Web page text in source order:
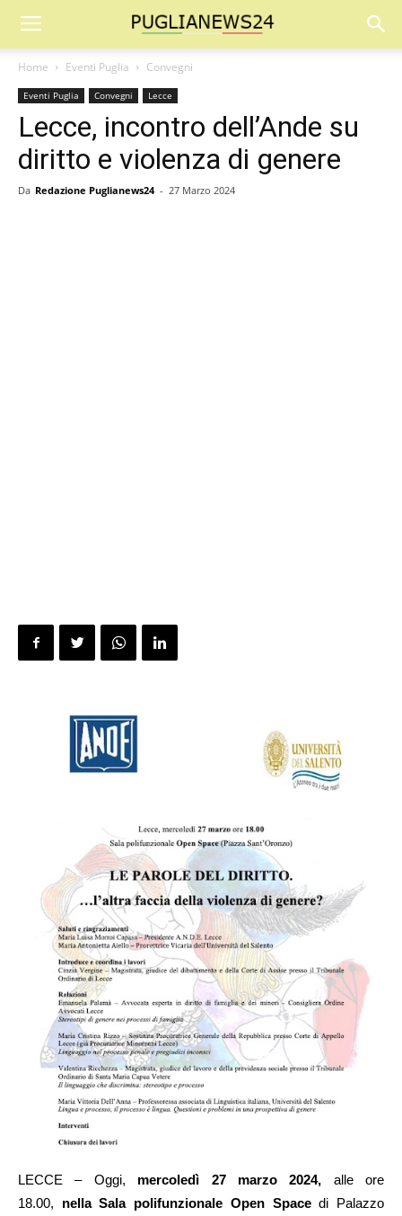
Home Eventi Puglia Convegni
Eventi Puglia Convegni Lecce
Lecce, incontro dell’Ande su
diritto e violenza di genere
Da Redazione Puglianews24 - 27 Marzo 2024
LECCE – Oggi, mercoledì 27 marzo 2024, alle ore
18.00, nella Sala polifunzionale Open Spacedi Palazzo